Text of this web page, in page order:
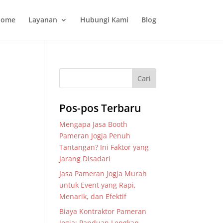
Layanan Hubungi Kami Blog
Pos-pos Terbaru
Mengapa Jasa Booth
Pameran Jogja Penuh
Tantangan? Ini Faktor yang
Jarang Disadari
Jasa Pameran Jogja Murah
untuk Event yang Rapi,
Menarik, dan Efektif
Biaya Kontraktor Pameran